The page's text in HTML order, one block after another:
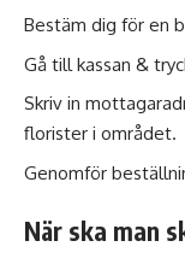
Bestäm dig för en
Gå till kassan &
Skriv in
florister i området.
Genomför
När ska man